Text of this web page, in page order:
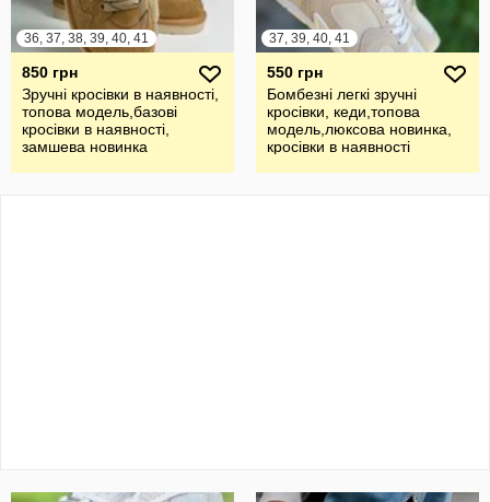
36, 37, 38, 39, 40, 41
850 грн
Зручні кросівки в наявності,
топова модель,базові
кросівки в наявності,
замшева новинка
37, 39, 40, 41
550 грн
Бомбезні легкі зручні
кросівки, кеди,топова
модель,люксова новинка,
кросівки в наявності